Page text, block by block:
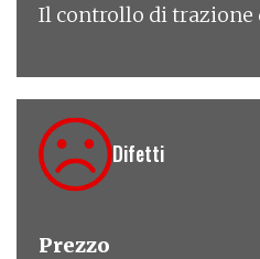
Il controllo di trazione
Difetti
Prezzo